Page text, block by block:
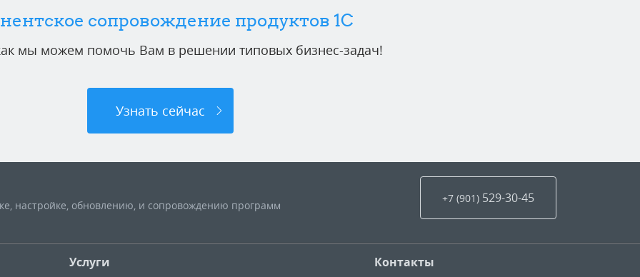
сопровождение продуктов 1C
мы можем помочь Вам в решении типовых бизнес-задач!
Узнать сейчас
настройке, обновлению, и сопровождению программ
+7 (901) 529-30-45
Услуги Контакты